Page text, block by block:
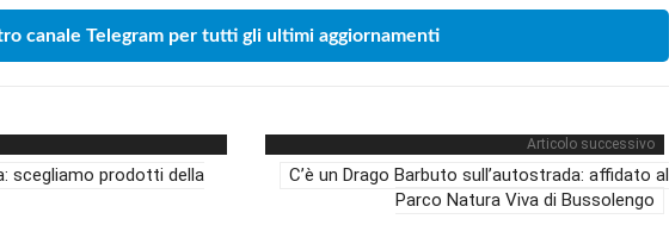
canale Telegram per tutti gli ultimi aggiornamenti
scegliamo prodotti della
Articolo successivo
C’è un Drago Barbuto sull’autostrada: affidato al
Parco Natura Viva di Bussolengo